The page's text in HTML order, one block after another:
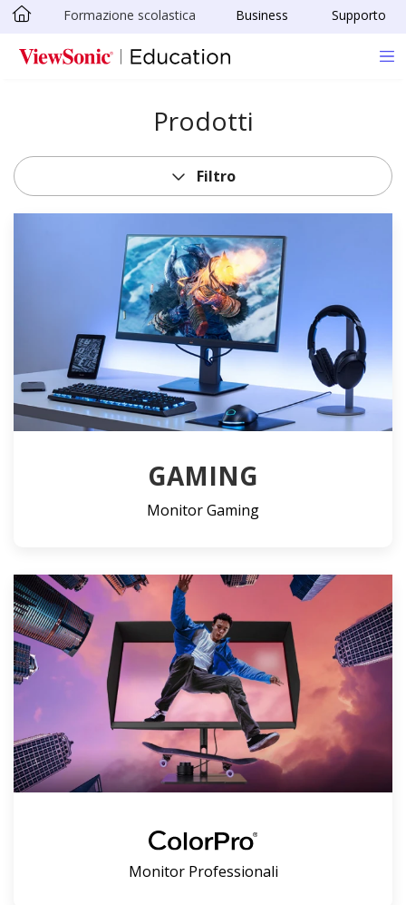
Skip to main content
Formazione scolastica Business Supporto
Prodotti
Filtro
GAMING
Monitor Gaming
Monitor Professionali